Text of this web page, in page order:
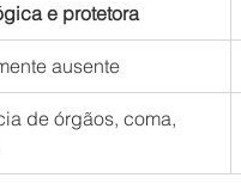
e protetora
ausente
de órgãos, coma,